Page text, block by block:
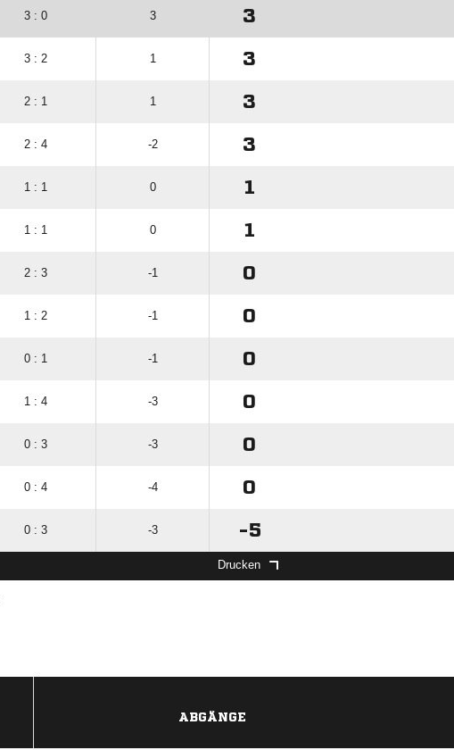
3 : 0 3 3
3 : 2 1 3
2 : 1 1 3
2 : 4 -2 3
1 : 1 0 1
1 : 1 0 1
2 : 3 -1 0
1 : 2 -1 0
0 : 1 -1 0
1 : 4 -3 0
0 : 3 -3 0
0 : 4 -4 0
0 : 3 -3 -5
Drucken
ABGÄNGE